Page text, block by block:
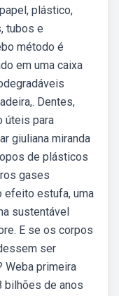
plástico,
tubos e
método é
em uma caixa
Dentes,
úteis para
giuliana miranda
de plásticos
gases
estufa, uma
sustentável
E se os corpos
ser
Weba primeira
bilhões de anos